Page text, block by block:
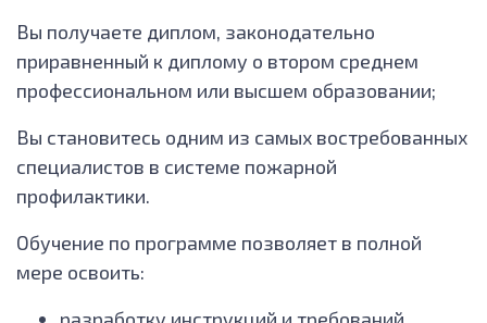
Вы получаете диплом, законодательно
приравненный к диплому о втором среднем
профессиональном или высшем образовании;
Вы становитесь одним из самых востребованных
специалистов в системе пожарной
профилактики.
Обучение по программе позволяет в полной
мере освоить: